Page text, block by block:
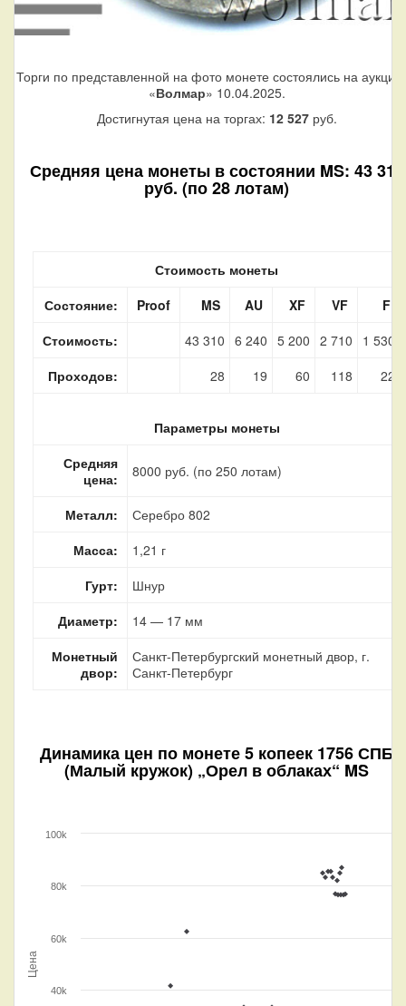
Торги по представленной на фото монете состоялись на
«Волмар» 10.04.2025.
Достигнутая цена на торгах: 12 527руб.
Средняя цена монеты в состоянии MS: 43 310
руб. (по 28 лотам)
Стоимость монеты
Состояние:
Proof MS AU XF VF
F
Стоимость:
43 310 6 240 5 200 2 710
1 530
Проходов:
28 19 60 118 22
Параметры монеты
Средняя
цена:
8000 руб. (по 250 лотам)
Металл:
Серебро 802
Масса:
1,21 г
Гурт:
Шнур
Диаметр:
14 — 17 мм
Монетный
двор:
Санкт-Петербургский монетный двор, г.
Санкт-Петербург
Динамика цен по монете5 копеек 1756 СПБ
(Малый кружок) „Орел в облаках“ MS
Цена
40k
60k
80k
100k